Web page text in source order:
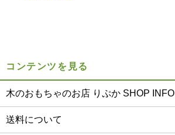
コンテンツを見る
木のおもちゃのお店 りぷか SHOP INFO
送料について